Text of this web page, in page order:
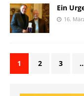
Ein
16.
1 2 3